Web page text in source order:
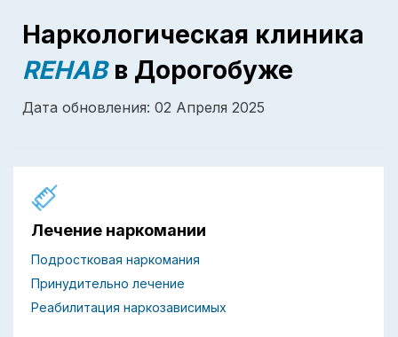
Лечение наркомании
Подростковая наркомания
Принудительно лечение
Реабилитация наркозависимых
Наркологическая клиника
REHABв Дорогобуже
Дата обновления: 02 Апреля 2025